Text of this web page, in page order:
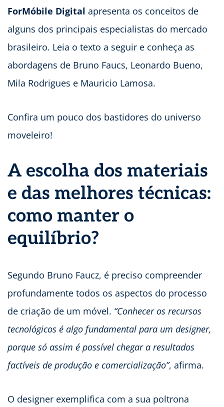
ForMóbile Digital apresenta os conceitos de
alguns dos principais especialistas do mercado
brasileiro. Leia o texto a seguir e conheça as
abordagens de Bruno Faucs, Leonardo Bueno,
Mila Rodrigues e Mauricio Lamosa.
Confira um pouco dos bastidores do universo
moveleiro!
A escolha dos materiais
e das melhores técnicas:
como manter o
equilíbrio?
Segundo Bruno Faucz, é preciso compreender
profundamente todos os aspectos do processo
de criação de um móvel. “Conhecer os recursos
tecnológicos é algo fundamental para um designer,
porque só assim é possível chegar a resultados
factíveis de produção e comercialização”, afirma.
O designer exemplifica com a sua poltrona